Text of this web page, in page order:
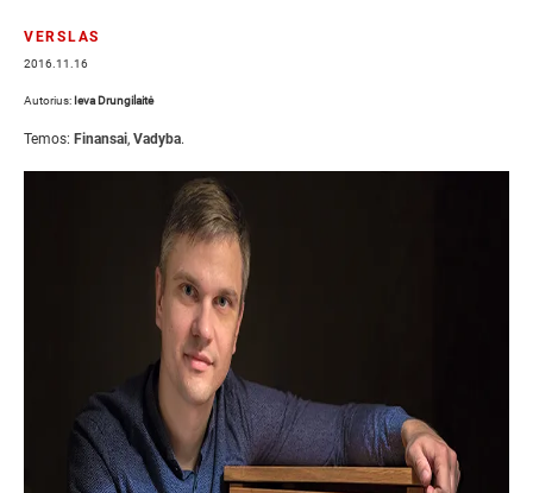
VERSLAS
2016.11.16
Autorius: Ieva Drungilaitė
Temos: Finansai, Vadyba.